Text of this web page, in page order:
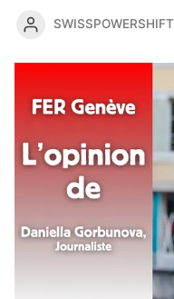
SWISSPOWERSHIFT